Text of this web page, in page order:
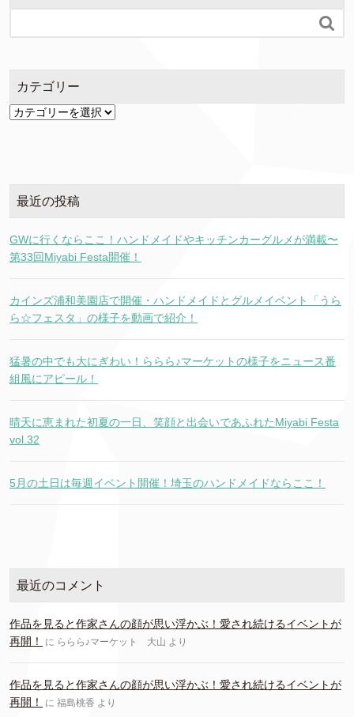

カテゴリー
カ
最近の投稿
GWに行くならここ！ハンドメイドやキッチンカーグルメが満載〜
第33回Miyabi Festa開催！
カインズ浦和美園店で開催・ハンドメイドとグルメイベント「うら
ら☆フェスタ」の様子を動画で紹介！
猛暑の中でも大にぎわい！ららら♪マーケットの様子をニュース番
組風にアピール！
晴天に恵まれた初夏の一日、笑顔と出会いであふれたMiyabi Festa
vol.32
5月の土日は毎週イベント開催！埼玉のハンドメイドならここ！
最近のコメント
作品を見ると作家さんの顔が思い浮かぶ！愛され続けるイベントが
再開！
に ららら♪マーケット 大山 より
作品を見ると作家さんの顔が思い浮かぶ！愛され続けるイベントが
再開！
に 福島桃香 より